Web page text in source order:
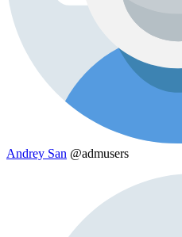
Andrey San @admusers